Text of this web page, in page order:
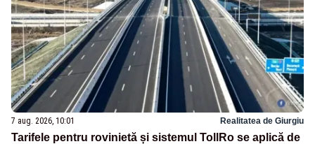
7 aug. 2026, 10:01 Realitatea de Giurgiu
Tarifele pentru rovinietă și sistemul TollRo se aplică de